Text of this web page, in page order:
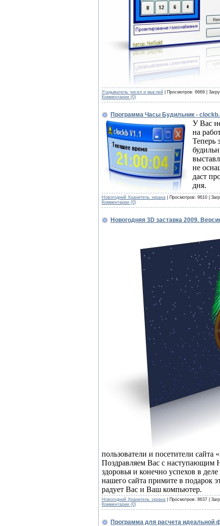
Угадыватель чисел и мыслей | Просмотров: 6669 |
Комментарии (0)
Программа Часы Будильник -
У Вас
на
Теперь
не
даст
дня.
Новогодний Хранитель экрана | Просмотров: 9610 |
Комментарии (0)
Новогодняя 3D заставка 2009.
пользователи и посетители сайта
Поздравляем Вас с наступающим
здоровья и конечно успехов в
нашего сайта примите в подарок
радует Вас и Ваш компьютер.
Новогодний Хранитель экрана | Просмотров: 8637 |
Комментарии (0)
Программа для расчета идеальной